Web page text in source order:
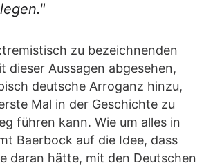
zu bezeichnenden
dieser Aussagen abgesehen,
deutsche Arroganz hinzu,
Mal in der Geschichte zu
führen kann. Wie um alles in
Baerbock auf die Idee, dass
daran hätte, mit den Deutschen